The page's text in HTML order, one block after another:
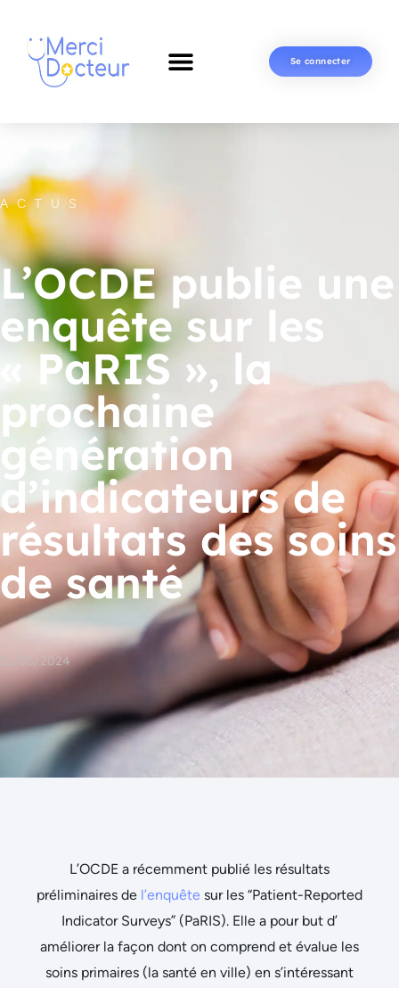
Se connecter
ACTUS
L’OCDE publie une
enquête sur les
« PaRIS », la
prochaine
génération
d’indicateurs de
résultats des soins
de santé
21/03/2024
L’OCDE a récemment publié les résultats
préliminaires de l’enquête sur les “Patient-Reported
Indicator Surveys” (PaRIS). Elle a pour but d’
améliorer la façon dont on comprend et évalue les
soins primaires (la santé en ville) en s’intéressant